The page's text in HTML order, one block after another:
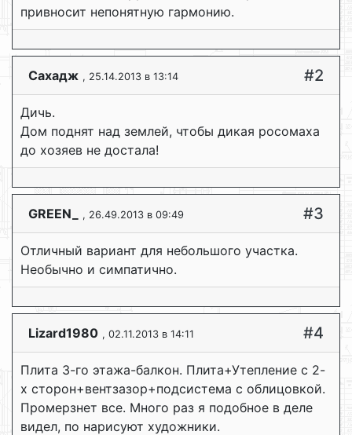
привносит непонятную гармонию.
Сахадж , 25.14.2013 в 13:14 #2
Дичь.
Дом поднят над землей, чтобы дикая росомаха
до хозяев не достала!
GREEN_ , 26.49.2013 в 09:49 #3
Отличный вариант для небольшого участка.
Необычно и симпатично.
Lizard1980 , 02.11.2013 в 14:11 #4
Плита 3-го этажа-балкон. Плита+Утепление с 2-
х сторон+вентзазор+подсистема с облицовкой.
Промерзнет все. Много раз я подобное в деле
видел, по нарисуют художники.